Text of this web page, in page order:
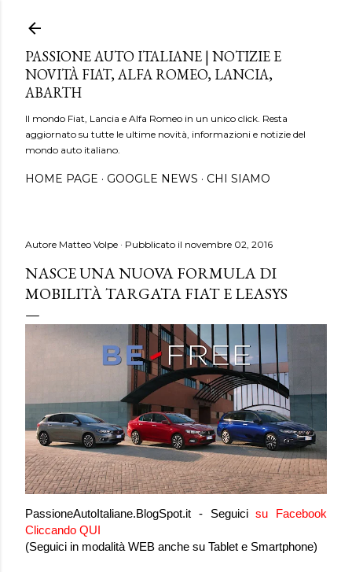
PASSIONE AUTO ITALIANE | NOTIZIE E
NOVITÀ FIAT, ALFA ROMEO, LANCIA,
ABARTH
Il mondo Fiat, Lancia e Alfa Romeo in un unico click. Resta
aggiornato su tutte le ultime novità, informazioni e notizie del
mondo auto italiano.
HOME PAGE GOOGLE NEWS CHI SIAMO
Autore Matteo Volpe Pubblicato il novembre 02, 2016
NASCE UNA NUOVA FORMULA DI
MOBILITÀ TARGATA FIAT E LEASYS
PassioneAutoItaliane.BlogSpot.it - Seguicisu
Facebook
Cliccando QUI
(Seguici in modalità WEB anche su Tablet e Smartphone)